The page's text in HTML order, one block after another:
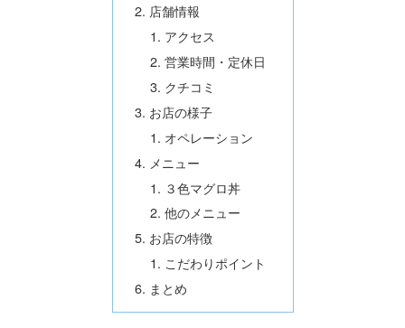
店舗情報
アクセス
営業時間・定休日
クチコミ
お店の様子
オペレーション
メニュー
３色マグロ丼
他のメニュー
お店の特徴
こだわりポイント
まとめ